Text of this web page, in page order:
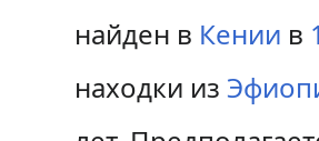
найден в Кении в
находки из